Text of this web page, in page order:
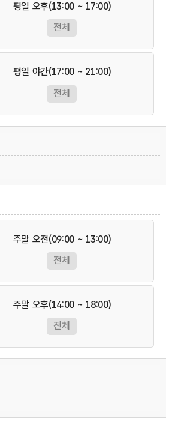
평일 오후(13:00 ~ 17:00)
전체
평일 야간(17:00 ~ 21:00)
전체
주말 오전(09:00 ~ 13:00)
전체
주말 오후(14:00 ~ 18:00)
전체